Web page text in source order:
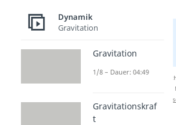
Nach Beantwortung
Studyflix zu
Dynamik
Gravitation
Gravitation
1/8 – Dauer: 04:49
Gravitationskraf
t